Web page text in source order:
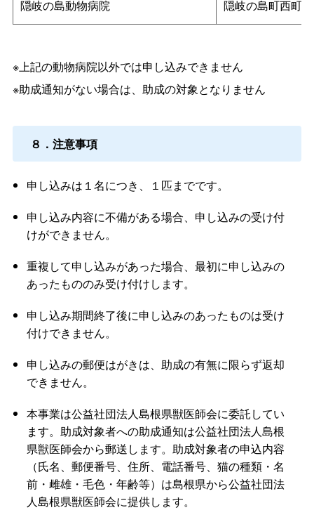
隠岐の島動物病院 隠岐の島町西町
※上記の動物病院以外では申し込みできません
※助成通知がない場合は、助成の対象となりません
８．注意事項
申し込みは１名につき、１匹までです。
申し込み内容に不備がある場合、申し込みの受け付
けができません。
重複して申し込みがあった場合、最初に申し込みの
あったもののみ受け付けします。
申し込み期間終了後に申し込みのあったものは受け
付けできません。
申し込みの郵便はがきは、助成の有無に限らず返却
できません。
本事業は公益社団法人島根県獣医師会に委託してい
ます。助成対象者への助成通知は公益社団法人島根
県獣医師会から郵送します。助成対象者の申込内容
（氏名、郵便番号、住所、電話番号、猫の種類・名
前・雌雄・毛色・年齢等）は島根県から公益社団法
人島根県獣医師会に提供します。